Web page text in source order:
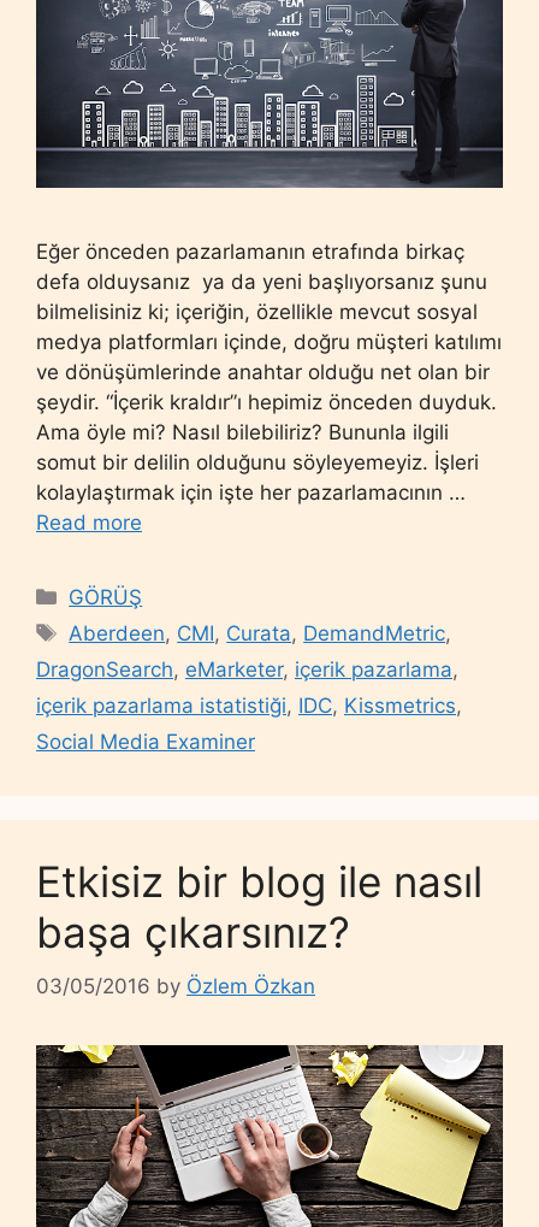
Eğer önceden pazarlamanın etrafında birkaç
defa olduysanız ya da yeni başlıyorsanız şunu
bilmelisiniz ki; içeriğin, özellikle mevcut sosyal
medya platformları içinde, doğru müşteri katılımı
ve dönüşümlerinde anahtar olduğu net olan bir
şeydir. “İçerik kraldır”ı hepimiz önceden duyduk.
Ama öyle mi? Nasıl bilebiliriz? Bununla ilgili
somut bir delilin olduğunu söyleyemeyiz. İşleri
kolaylaştırmak için işte her pazarlamacının …
Read more
Categories
GÖRÜŞ
Tags
Aberdeen, CMI, Curata, DemandMetric,
DragonSearch, eMarketer, içerik pazarlama,
içerik pazarlama istatistiği, IDC, Kissmetrics,
Social Media Examiner
Etkisiz bir blog ile nasıl
başa çıkarsınız?
03/05/2016 by Özlem Özkan